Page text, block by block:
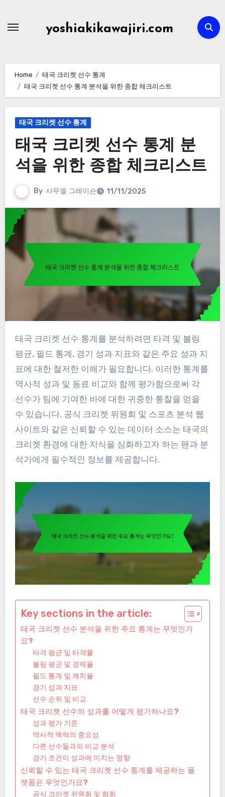
yoshiakikawajiri.com
Home
태국 크리켓 선수 통계
태국 크리켓 선수 통계 분석을 위한 종합 체크리스트
태국 크리켓 선수 통계
태국 크리켓 선수 통계 분
석을 위한 종합 체크리스트
By 사무엘 그레이슨 11/11/2025
태국 크리켓 선수 통계를 분석하려면 타격 및 볼링
평균, 필드 통계, 경기 성과 지표와 같은 주요 성과 지
표에 대한 철저한 이해가 필요합니다. 이러한 통계를
역사적 성과 및 동료 비교와 함께 평가함으로써 각
선수가 팀에 기여한 바에 대한 귀중한 통찰을 얻을
수 있습니다. 공식 크리켓 위원회 및 스포츠 분석 웹
사이트와 같은 신뢰할 수 있는 데이터 소스는 태국의
크리켓 환경에 대한 지식을 심화하고자 하는 팬과 분
석가에게 필수적인 정보를 제공합니다.
Key sections in the article:
태국 크리켓 선수 분석을 위한 주요 통계는 무엇인가
요?
타격 평균 및 타격률
볼링 평균 및 경제율
필드 통계 및 캐치율
경기 성과 지표
선수 순위 및 비교
태국 크리켓 선수의 성과를 어떻게 평가하나요?
성과 평가 기준
역사적 맥락의 중요성
다른 선수들과의 비교 분석
경기 조건이 성과에 미치는 영향
신뢰할 수 있는 태국 크리켓 선수 통계를 제공하는 플
랫폼은 무엇인가요?
공식 크리켓 위원회 및 협회